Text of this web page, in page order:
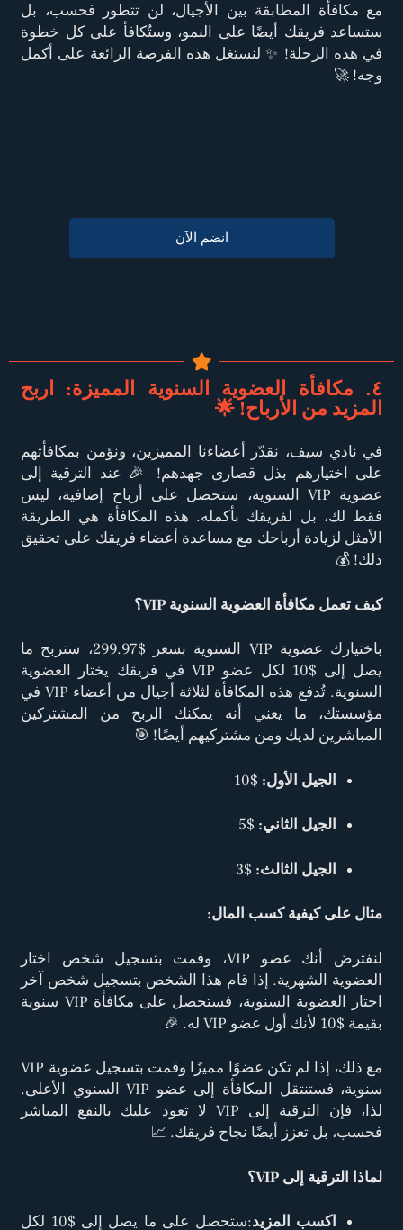
مع مكافأة المطابقة بين الأجيال، لن تتطور فحسب، بل
ستساعد فريقك أيضًا على النمو، وستُكافأ على كل خطوة
في هذه الرحلة! ✨ لنستغل هذه الفرصة الرائعة على أكمل
وجه! 🚀
انضم الآن
٤. مكافأة العضوية السنوية المميزة: اربح
المزيد من الأرباح! 🌟
في نادي سيف، نقدّر أعضاءنا المميزين، ونؤمن بمكافأتهم
على اختيارهم بذل قصارى جهدهم! 🎉 عند الترقية إلى
عضوية VIP السنوية، ستحصل على أرباح إضافية، ليس
فقط لك، بل لفريقك بأكمله. هذه المكافأة هي الطريقة
الأمثل لزيادة أرباحك مع مساعدة أعضاء فريقك على تحقيق
ذلك! 💰
كيف تعمل مكافأة العضوية السنوية VIP؟
باختيارك عضوية VIP السنوية بسعر $299.97، ستربح ما
يصل إلى $10 لكل عضو VIP في فريقك يختار العضوية
السنوية. تُدفع هذه المكافأة لثلاثة أجيال من أعضاء VIP في
مؤسستك، ما يعني أنه يمكنك الربح من المشتركين
المباشرين لديك ومن مشتركيهم أيضًا! 🎯
الجيل الأول: $10
الجيل الثاني: $5
الجيل الثالث: $3
مثال على كيفية كسب المال:
لنفترض أنك عضو VIP، وقمت بتسجيل شخص اختار
العضوية الشهرية. إذا قام هذا الشخص بتسجيل شخص آخر
اختار العضوية السنوية، فستحصل على مكافأة VIP سنوية
بقيمة $10 لأنك أول عضو VIP له. 🎉
مع ذلك، إذا لم تكن عضوًا مميزًا وقمت بتسجيل عضوية VIP
سنوية، فستنتقل المكافأة إلى عضو VIP السنوي الأعلى.
لذا، فإن الترقية إلى VIP لا تعود عليك بالنفع المباشر
فحسب، بل تعزز أيضًا نجاح فريقك. 📈
لماذا الترقية إلى VIP؟
اكسب المزيد
:ستحصل على ما يصل إلى $10 لكل